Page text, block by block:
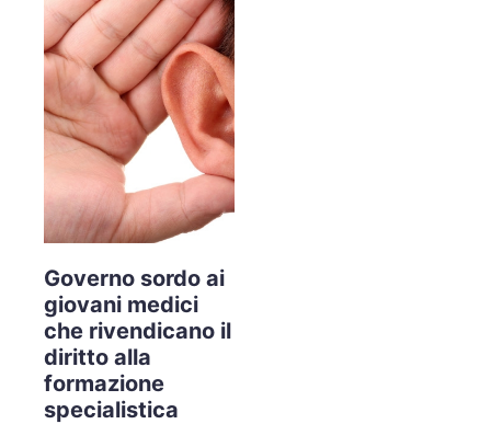
Governo sordo ai
giovani medici
che rivendicano il
diritto alla
formazione
specialistica